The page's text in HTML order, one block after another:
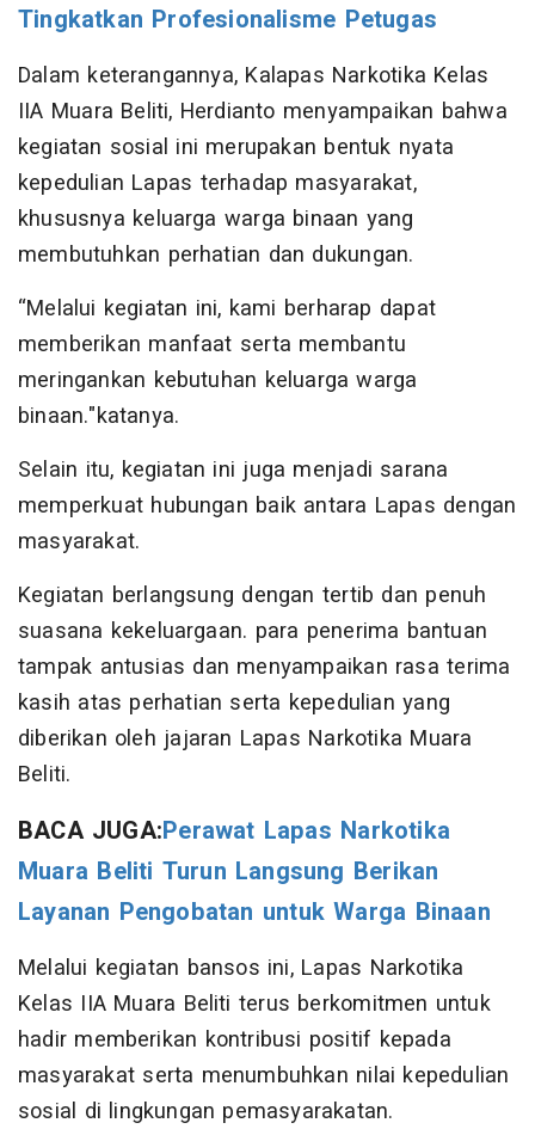
Tingkatkan Profesionalisme Petugas
Dalam keterangannya, Kalapas Narkotika Kelas
IIA Muara Beliti, Herdianto menyampaikan bahwa
kegiatan sosial ini merupakan bentuk nyata
kepedulian Lapas terhadap masyarakat,
khususnya keluarga warga binaan yang
membutuhkan perhatian dan dukungan.
“Melalui kegiatan ini, kami berharap dapat
memberikan manfaat serta membantu
meringankan kebutuhan keluarga warga
binaan."katanya.
Selain itu, kegiatan ini juga menjadi sarana
memperkuat hubungan baik antara Lapas dengan
masyarakat.
Kegiatan berlangsung dengan tertib dan penuh
suasana kekeluargaan. para penerima bantuan
tampak antusias dan menyampaikan rasa terima
kasih atas perhatian serta kepedulian yang
diberikan oleh jajaran Lapas Narkotika Muara
Beliti.
BACA JUGA:Perawat Lapas Narkotika
Muara Beliti Turun Langsung Berikan
Layanan Pengobatan untuk Warga Binaan
Melalui kegiatan bansos ini, Lapas Narkotika
Kelas IIA Muara Beliti terus berkomitmen untuk
hadir memberikan kontribusi positif kepada
masyarakat serta menumbuhkan nilai kepedulian
sosial di lingkungan pemasyarakatan.